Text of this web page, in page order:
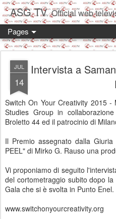
ASG TV Official web television of
Pages
JUL
14
Intervista a
Switch On Your Creativity 2015
Studies Group in
Broletto 44 ed il patrocinio di
Il Premio assegnato dalla
PEEL" di Mirko G. Rauso una
Vi proponiamo di seguito
del cortometraggio subito dopo
Gala che si è svolta in Punto Enel.
www.switchonyourcreativity.org